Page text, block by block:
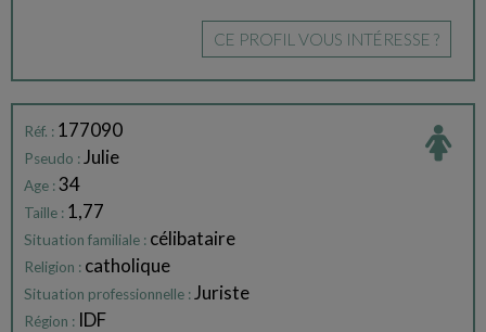
CE PROFIL VOUS INTÉRESSE ?
Réf. : 177090
Pseudo : Julie
Age :34
Taille : 1,77
Situation familiale : célibataire
Religion : catholique
Situation professionnelle : Juriste
Région : IDF